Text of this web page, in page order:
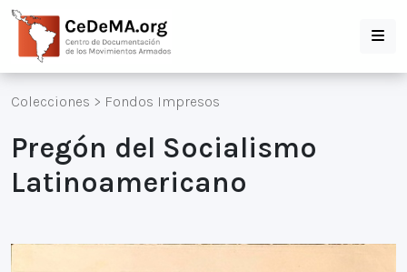
Colecciones > Fondos Impresos
Pregón del Socialismo
Latinoamericano